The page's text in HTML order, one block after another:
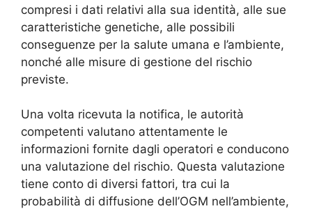
compresi i dati relativi alla sua identità, alle sue
caratteristiche genetiche, alle possibili
conseguenze per la salute umana e l’ambiente,
nonché alle misure di gestione del rischio
previste.
Una volta ricevuta la notifica, le autorità
competenti valutano attentamente le
informazioni fornite dagli operatori e conducono
una valutazione del rischio. Questa valutazione
tiene conto di diversi fattori, tra cui la
probabilità di diffusione dell’OGM nell’ambiente,